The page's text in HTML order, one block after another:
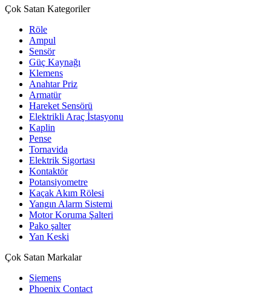
Çok Satan Kategoriler
Röle
Ampul
Sensör
Güç Kaynağı
Klemens
Anahtar Priz
Armatür
Hareket Sensörü
Elektrikli Araç İstasyonu
Kaplin
Pense
Tornavida
Elektrik Sigortası
Kontaktör
Potansiyometre
Kaçak Akım Rölesi
Yangın Alarm Sistemi
Motor Koruma Şalteri
Pako şalter
Yan Keski
Çok Satan Markalar
Siemens
Phoenix Contact